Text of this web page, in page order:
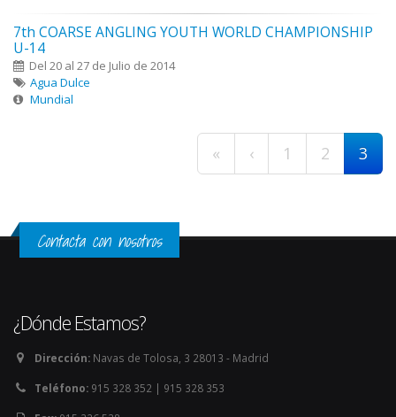
7th COARSE ANGLING YOUTH WORLD CHAMPIONSHIP
U-14
Del 20 al 27 de Julio de 2014
Agua Dulce
Mundial
« ‹ 1 2 3
Contacta con nosotros
¿Dónde Estamos?
Dirección: Navas de Tolosa, 3 28013 - Madrid
Teléfono: 915 328 352 | 915 328 353